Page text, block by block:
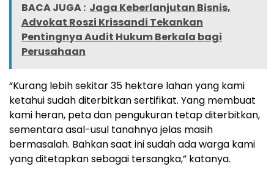
BACA JUGA : Jaga Keberlanjutan Bisnis,
Advokat Roszi Krissandi Tekankan
Pentingnya Audit Hukum Berkala bagi
Perusahaan
“Kurang lebih sekitar 35 hektare lahan yang kami
ketahui sudah diterbitkan sertifikat. Yang membuat
kami heran, peta dan pengukuran tetap diterbitkan,
sementara asal-usul tanahnya jelas masih
bermasalah. Bahkan saat ini sudah ada warga kami
yang ditetapkan sebagai tersangka,” katanya.